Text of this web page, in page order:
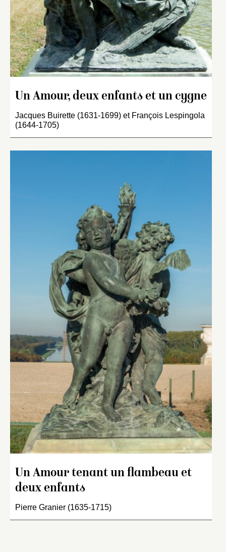
Un Amour, deux enfants et un cygne
Jacques Buirette (1631-1699) et François Lespingola
(1644-1705)
Un Amour tenant un flambeau et
deux enfants
Pierre Granier (1635-1715)